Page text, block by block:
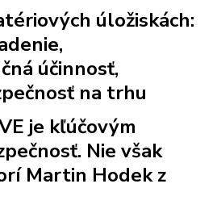
úložiskách:
účinnosť,
na trhu
je kľúčovým
Nie však
Martin Hodek z